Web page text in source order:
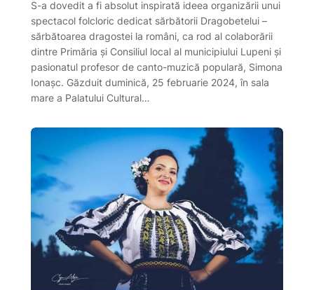
S-a dovedit a fi absolut inspirată ideea organizării unui
spectacol folcloric dedicat sărbătorii Dragobetelui –
sărbătoarea dragostei la români, ca rod al colaborării
dintre Primăria și Consiliul local al municipiului Lupeni și
pasionatul profesor de canto-muzică populară, Simona
Ionașc. Găzduit duminică, 25 februarie 2024, în sala
mare a Palatului Cultural…